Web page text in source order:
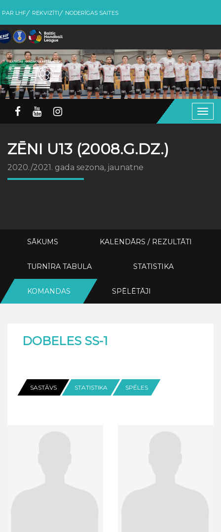
PAR LHF REKVIZĪTI NODERĪGAS SAITES
ZĒNI U13 (2008.G.DZ.)
2020./2021. gada sezona, jaunatne
SĀKUMS KALENDĀRS / REZULTĀTI
TURNĪRA TABULA STATISTIKA
KOMANDAS SPĒLĒTĀJI
DOBELES SS-1
SASTĀVS STATISTIKA SPĒLES